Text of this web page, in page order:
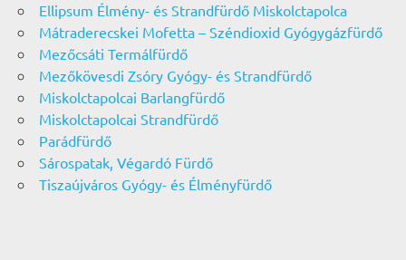
Ellipsum Élmény- és Strandfürdő Miskolctapolca
Mátraderecskei Mofetta – Széndioxid Gyógygázfürdő
Mezőcsáti Termálfürdő
Mezőkövesdi Zsóry Gyógy- és Strandfürdő
Miskolctapolcai Barlangfürdő
Miskolctapolcai Strandfürdő
Parádfürdő
Sárospatak, Végardó Fürdő
Tiszaújváros Gyógy- és Élményfürdő